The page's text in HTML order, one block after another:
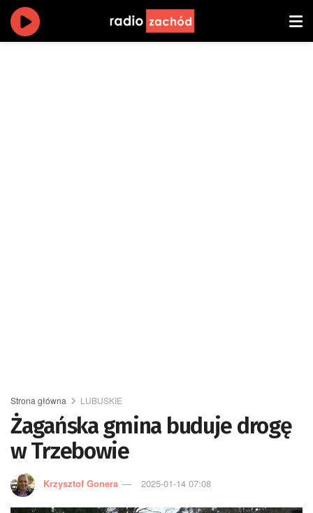
Strona główna LUBUSKIE
Żagańska gmina buduje drogę
w Trzebowie
Krzysztof Gonera 2025-01-14 07:08